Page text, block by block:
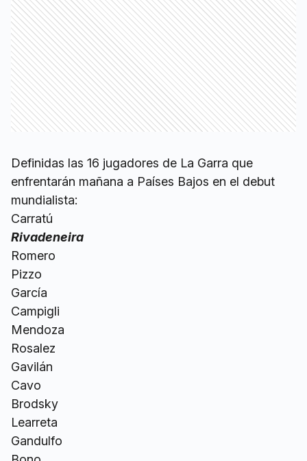
Definidas las 16 jugadores de La Garra que
enfrentarán mañana a Países Bajos en el debut
mundialista:
Carratú
Rivadeneira
Romero
Pizzo
García
Campigli
Mendoza
Rosalez
Gavilán
Cavo
Brodsky
Learreta
Gandulfo